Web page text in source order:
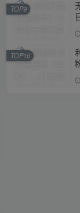
TOP9
TOP10